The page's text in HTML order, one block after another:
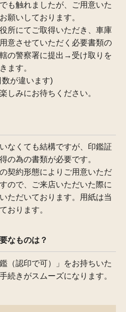
も触れましたが、ご用意いた
願いしております。
所にてご取得いただき、車庫
意させていただく必要書類の
の警察署に提出→受け取りを
ます。
が違います)
しみにお待ちください。
なくても結構ですが、印鑑証
の為の書類が必要です。
契約形態によりご用意いただ
ので、ご来店いただいた際に
ただいております。用紙は当
おります。
なものは？
（認印で可）」をお持ちいた
続きがスムーズになります。